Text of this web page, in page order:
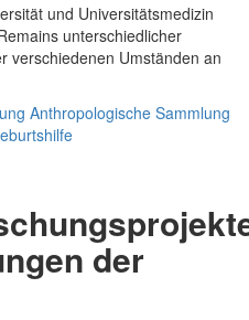
und Universitätsmedizin
unterschiedlicher
verschiedenen Umständen an
Anthropologische Sammlung
der